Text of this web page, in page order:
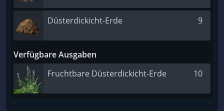
Düsterdickicht-Erde 9
Verfügbare Ausgaben
Fruchtbare Düsterdickicht-Erde
10